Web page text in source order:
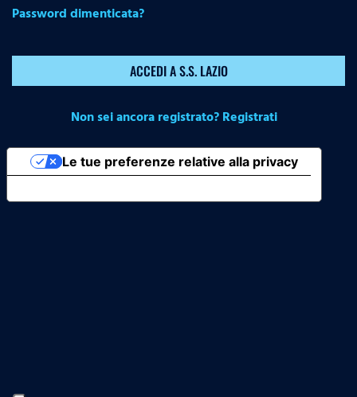
Password dimenticata?
ACCEDI A S.S. LAZIO
Non sei ancora registrato? Registrati
Le tue preferenze relative alla privacy